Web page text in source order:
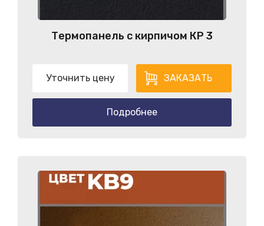
Термопанель с кирпичом КP 3
Уточнить цену ЗАКАЗАТЬ
Подробнее